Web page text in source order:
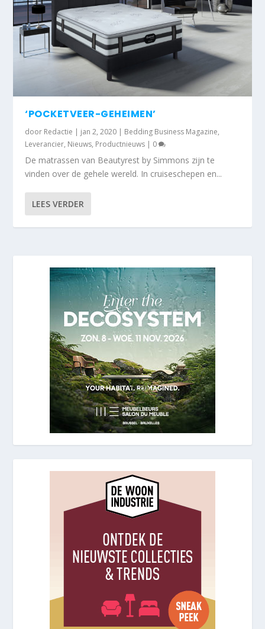
‘POCKETVEER-GEHEIMEN’
door Redactie | jan 2, 2020 | Bedding Business Magazine,
Leverancier, Nieuws, Productnieuws | 0
De matrassen van Beautyrest by Simmons zijn te
vinden over de gehele wereld. In cruiseschepen en...
LEES VERDER